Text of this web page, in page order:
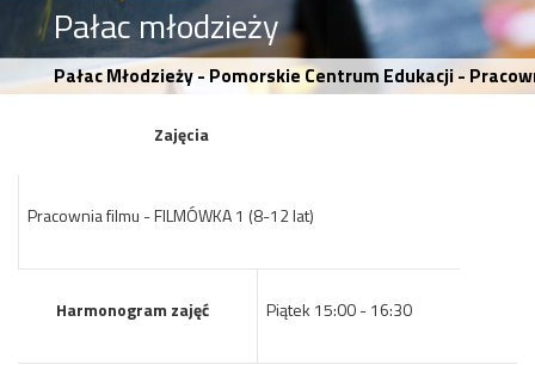
Pałac młodzieży
Pałac Młodzieży - Pomorskie Centrum Edukacji -
Zajęcia
Pracownia filmu - FILMÓWKA 1 (8-12 lat)
Harmonogram zajęć Piątek 15:00 - 16:30